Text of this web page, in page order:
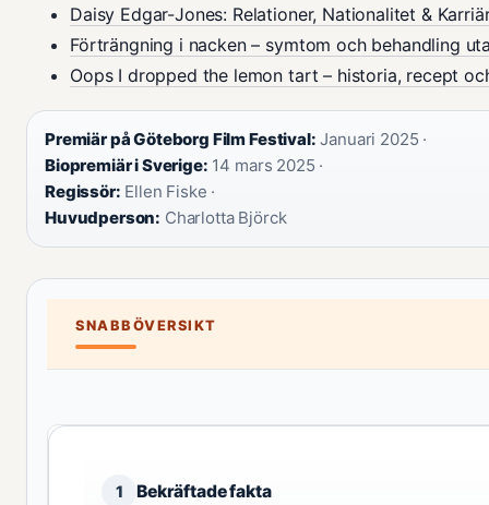
Daisy Edgar-Jones: Relationer, Nationalitet &
Förträngning i nacken – symtom och behandling
Oops I dropped the lemon tart – historia, recept
Premiär på Göteborg Film Festival: Januari 2025 ·
Biopremiär i Sverige: 14 mars 2025 ·
Regissör: Ellen Fiske ·
Huvudperson: Charlotta Björck
SNABBÖVERSIKT
1 Bekräftade fakta